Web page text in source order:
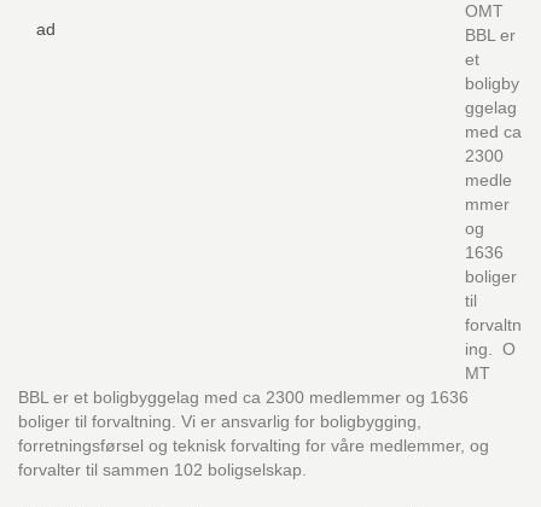
ad
OMT
BBL er
et
boligby
ggelag
med ca
2300
medle
mmer
og
1636
boliger
til
forvaltn
ing. O
MT
BBL er et boligbyggelag med ca 2300 medlemmer og 1636
boliger til forvaltning. Vi er ansvarlig for boligbygging,
forretningsførsel og teknisk forvalting for våre medlemmer, og
forvalter til sammen 102 boligselskap.